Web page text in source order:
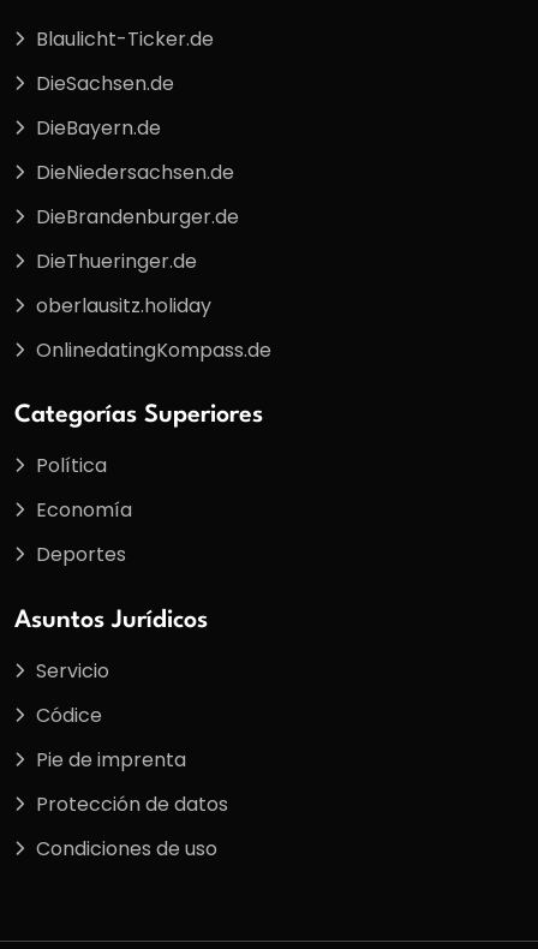
Blaulicht-Ticker.de
DieSachsen.de
DieBayern.de
DieNiedersachsen.de
DieBrandenburger.de
DieThueringer.de
oberlausitz.holiday
OnlinedatingKompass.de
Categorías Superiores
Política
Economía
Deportes
Asuntos Jurídicos
Servicio
Códice
Pie de imprenta
Protección de datos
Condiciones de uso